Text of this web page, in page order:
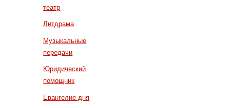
театр
Литдрама
Музыкальные
передачи
Юридический
помощник
Евангелие дня